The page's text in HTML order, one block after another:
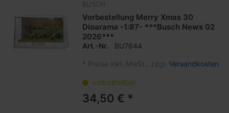
BUSCH
Vorbestellung Merry Xmas 30
Dioarama -1:87- ***Busch News 02
2026***
Art.-Nr. BU7644
* Preise inkl. MwSt., zzgl. Versandkosten
vorbestellbar
34,50 € *